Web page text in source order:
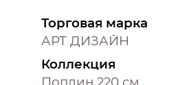
Торговая марка
АРТ ДИЗАЙН
Коллекция
Поплин 220 см.